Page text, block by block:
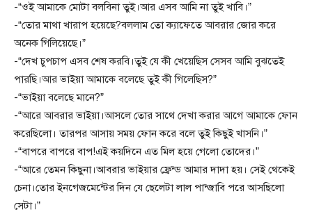
-“ওই আমাকে মোটা বলবিনা তুই।আর এসব আমি না তুই খাবি।”
-“তোর মাথা খারাপ হয়েছে?বললাম তো ক্যাফেতে আবরার জোর করে
অনেক গিলিয়েছে।”
-“দেখ চুপচাপ এসব শেষ করবি।তুই যে কী খেয়েছিস সেসব আমি বুঝতেই
পারছি।আর ভাইয়া আমাকে বলেছে তুই কী গিলেছিস?”
-“ভাইয়া বলেছে মানে?”
-“আরে আবরার ভাইয়া।আসলে তোর সাথে দেখা করার আগে আমাকে ফোন
করেছিলো। তারপর আসায় সময় ফোন করে বলে তুই কিছুই খাসনি।”
-“বাপরে বাপরে বাপ!এই কয়দিনে এত মিল হয়ে গেলো তোদের।”
-“আরে তেমন কিছুনা।আবরার ভাইয়ার ফ্রেন্ড আমার দাদা হয়। সেই থেকেই
চেনা।তোর ইনগেজমেন্টের দিন যে ছেলেটা লাল পান্জাবি পরে আসছিলো
সেটা।”